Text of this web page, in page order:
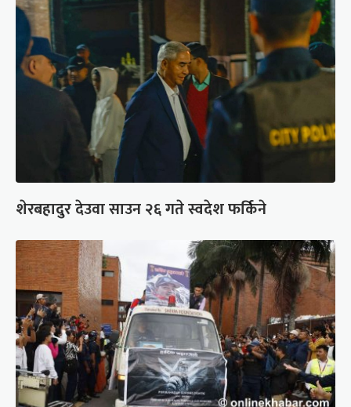
शेरबहादुर देउवा साउन २६ गते स्वदेश फर्किने